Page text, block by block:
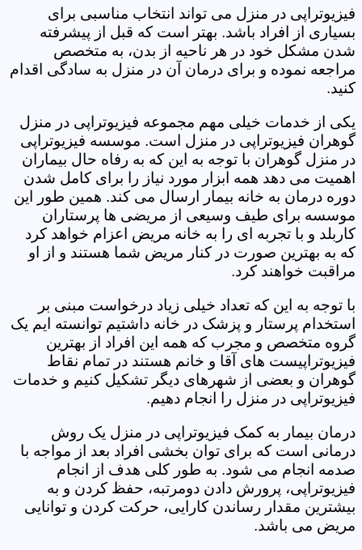
فیزیوتراپی در منزل می تواند انتخاب مناسبی برای
بسیاری از افراد باشد. بهتر است که قبل از پیشرفته
شدن مشکل خود در هر ناحیه از بدن، به متخصص
مراجعه نموده و برای درمان آن در منزل به سادگی اقدام
کنید.
یکی از خدمات خیلی مهم مجموعه فیزیوتراپی در منزل
گوهران فیزیوتراپی در منزل است. موسسه فیزیوتراپی
در منزل گوهران با توجه به این که به رفاه حال بیماران
اهمیت می دهد همه ابزار مورد نیاز را برای کامل شدن
دوره درمان به خانه بیمار ارسال می کند. همین طور این
موسسه برای طیف وسیعی از مریضی ها پرستاران
کاربلد و با تجربه ای را به خانه مریض اعزام خواهد کرد
که به بهترین صورت در کنار مریض شما هستند و از او
مراقبت خواهند کرد.
با توجه به این که تعداد خیلی زیاد درخواست مبنی بر
استخدام پرستار و پزشک در خانه داشتیم توانسته ایم یک
گروه متخصص و مجرب که همه این افراد از بهترین
فیزیوتراپیست های آقا و خانم هستند در تمام نقاط
گوهران و بعضی از شهرهای دیگر تشکیل کنیم و خدمات
فیزیوتراپی در منزل را انجام دهیم.
درمان بیمار به کمک فیزیوتراپی در منزل یک روش
درمانی است که برای توان بخشی افراد بعد از مواجه با
صدمه انجام می شود. به طور کلی هدف از انجام
فیزیوتراپی، پرورش دادن دومرتبه، حفظ کردن و به
بیشترین مقدار رساندن کارایی، حرکت کردن و توانایی
مریض می باشد.